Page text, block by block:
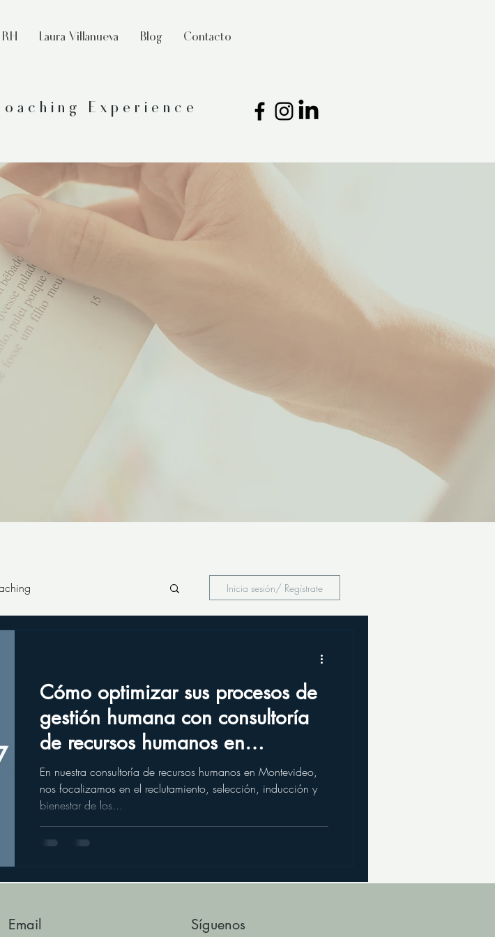
Laura Villanueva Blog Contacto
Experience
Inicia sesión/ Regístrate
Cómo optimizar sus procesos de
gestión humana con consultoría
de recursos humanos en
Montevideo
En nuestra consultoría de recursos humanos en Montevideo,
nos focalizamos en el reclutamiento, selección, inducción y
bienestar de los...
Email Síguenos